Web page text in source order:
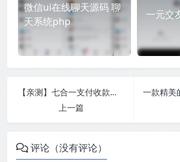
微信ui在线聊天源码 聊
天系统php
一元交
【亲测】七合一支付收款码 40+模板
上一篇
评论（没有评论）